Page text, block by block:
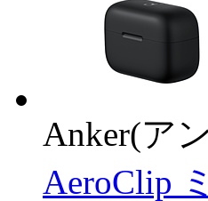
Anker(ア
AeroClip